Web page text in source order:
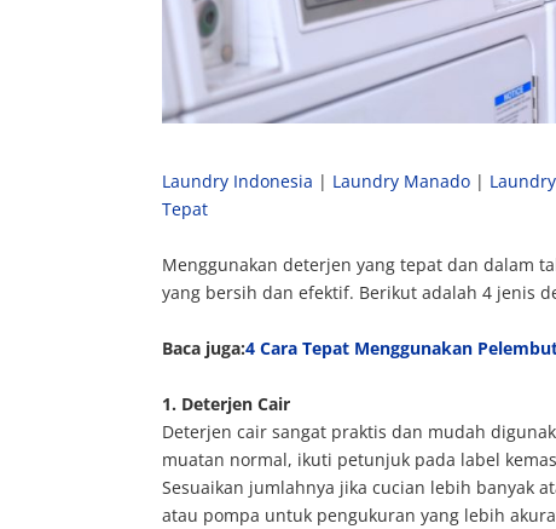
Laundry Indonesia | Laundry Manado |
Tepat
Menggunakan deterjen yang tepat dan dalam
yang bersih dan efektif. Berikut adalah 4 jenis
Baca juga:4 Cara Tepat Menggunakan
1. Deterjen Cair
Deterjen cair sangat praktis dan mudah
muatan normal, ikuti petunjuk pada label
Sesuaikan jumlahnya jika cucian lebih banyak
atau pompa untuk pengukuran yang lebih